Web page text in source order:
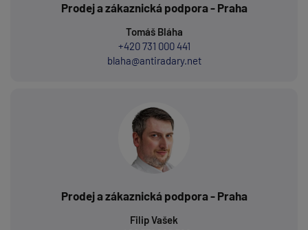
Prodej a zákaznická podpora - Praha
Tomáš Bláha
+420 731 000 441
blaha@antiradary.net
Prodej a zákaznická podpora - Praha
Filip Vašek